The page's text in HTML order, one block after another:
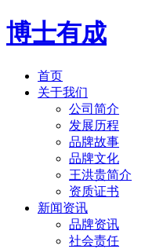
博士有成
首页
关于我们
公司简介
发展历程
品牌故事
品牌文化
王洪贵简介
资质证书
新闻资讯
品牌资讯
社会责任